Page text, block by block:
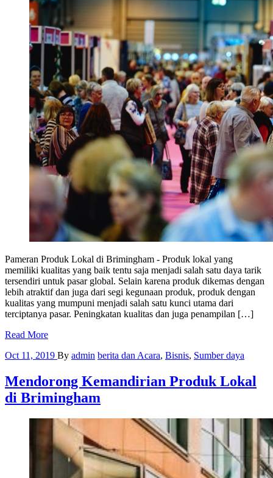
Pameran Produk Lokal di Brimingham - Produk lokal yang
memiliki kualitas yang baik tentu saja menjadi salah satu daya tarik
tersendiri untuk pasar global. Selain karena produk dikemas dengan
lebih atraktif dan juga dari segi kegunaan produk, produk dengan
kualitas yang mumpuni menjadi salah satu kunci utama dari
terciptanya pasar. Peningkatan kualitas dan juga penampilan […]
Read More
Oct 11, 2019 By admin berita dan Acara, Bisnis, Sumber daya
Mendorong Kemandirian Produk Lokal
di Brimingham